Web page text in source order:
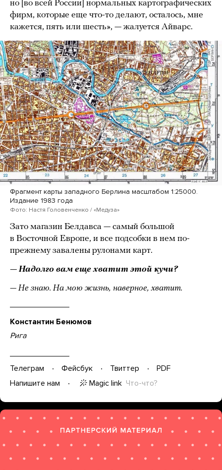
но [во всей России] нормальных картографических
фирм, которые еще что-то делают, осталось, мне
кажется, пять или шесть», — жалуется Айварс.
Фрагмент карты западного Берлина масштабом 1:25000.
Издание 1983 года
Фото: Настя Головенченко / «Медуза»
Зато магазин Белдавса — самый большой
в Восточной Европе, и все подсобки в нем по-
прежнему завалены рулонами карт.
— Надолго вам еще хватит этой кучи?
— Не знаю. На мою жизнь, наверное, хватит.
Константин Бенюмов
Рига
Телеграм Фейсбук Твиттер
PDF
Напишите нам
Magic link Что-что?